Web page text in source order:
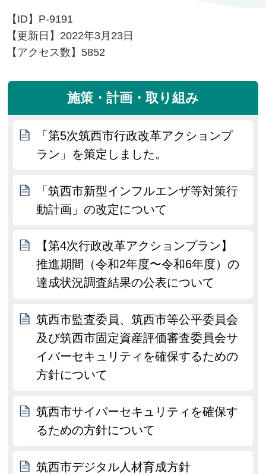
【ID】 P-9191
【更新日】 2022年3月23日
【アクセス数】 5852
施策・計画・取り組み
「第5次筑西市行政改革アクションプ
ラン」を策定しました。
「筑西市新型インフルエンザ等対策行
動計画」の改定について
【第4次行政改革アクションプラン】
推進期間（令和2年度〜令和6年度）の
達成状況調査結果の公表について
筑西市監査委員、筑西市等公平委員会
及び筑西市固定資産評価審査委員会サ
イバーセキュリティを確保するための
方針について
筑西市サイバーセキュリティを確保す
るための方針について
筑西市デジタル人材育成方針